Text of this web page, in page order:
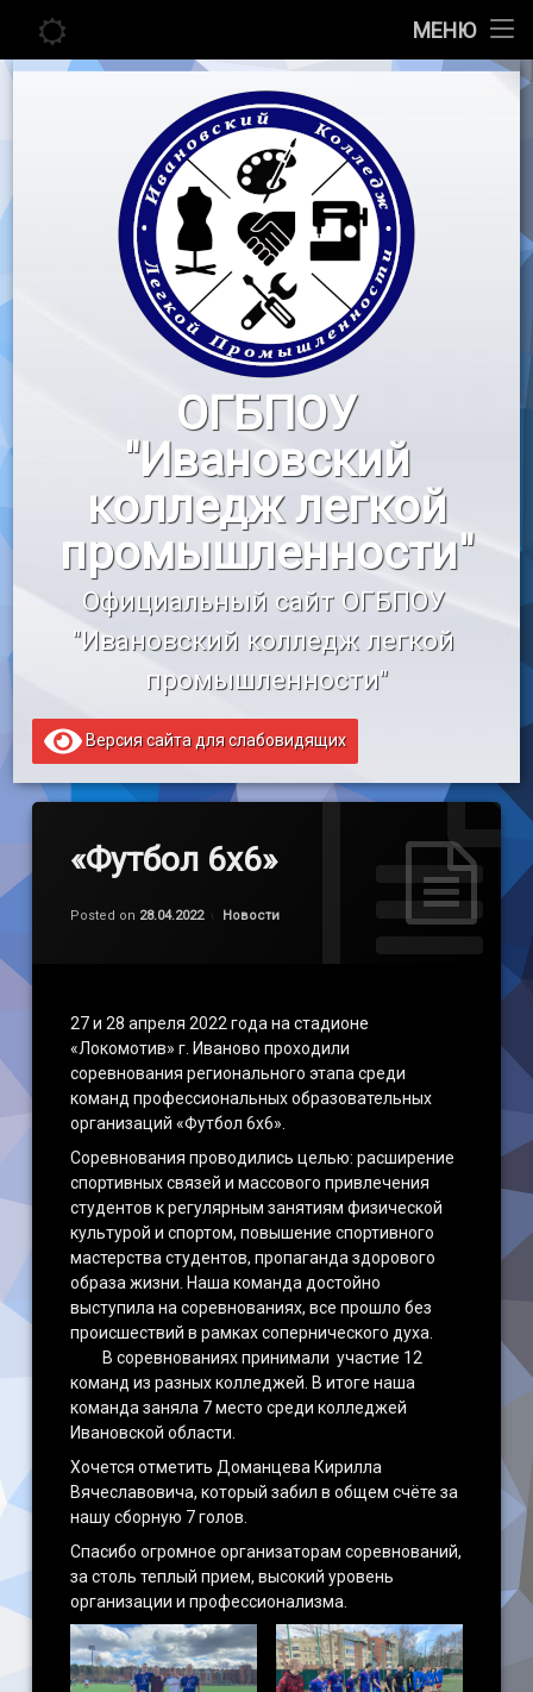
МЕНЮ
Главная
Педагогу
Воспитательная работа
«Профессионалы»
«Профессионалитет»
Образовательный кредит
Перейти
ОГБПОУ
"Ивановский
колледж легкой
промышленности"
Официальный сайт ОГБПОУ
"Ивановский колледж легкой
промышленности"
Версия сайта для слабовидящих
«Футбол 6х6»
Posted on 28.04.2022
Обновлено на
by
Категории:
Новости
27 и 28 апреля 2022 года на стадионе
«Локомотив» г. Иваново проходили
соревнования регионального этапа среди
команд профессиональных образовательных
организаций «Футбол 6х6».
Соревнования проводились целью: расширение
спортивных связей и массового привлечения
студентов к регулярным занятиям физической
культурой и спортом, повышение спортивного
мастерства студентов, пропаганда здорового
образа жизни. Наша команда достойно
выступила на соревнованиях, все прошло без
происшествий в рамках сопернического духа.
В соревнованиях принимали участие 12
команд из разных колледжей. В итоге наша
команда заняла 7 место среди колледжей
Ивановской области.
Хочется отметить Доманцева Кирилла
Вячеславовича, который забил в общем счёте за
нашу сборную 7 голов.
Спасибо огромное организаторам соревнований,
за столь теплый прием, высокий уровень
организации и профессионализма.